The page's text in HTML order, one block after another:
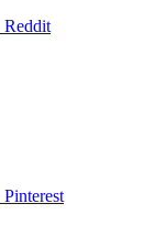
Reddit
Pinterest